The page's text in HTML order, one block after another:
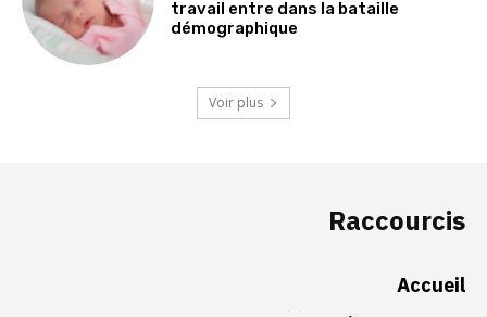
travail entre dans la bataille
démographique
Voir plus
Raccourcis
Accueil